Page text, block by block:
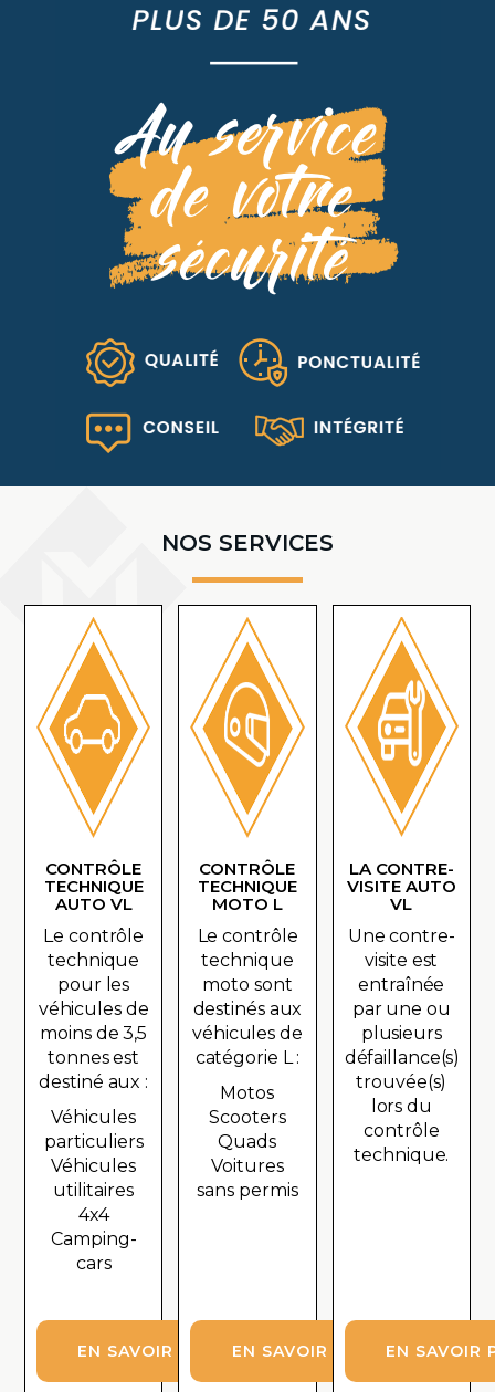
NOS SERVICES
CONTRÔLE
TECHNIQUE
AUTO VL
Le contrôle
technique
pour les
véhicules de
moins de 3,5
tonnes est
destiné aux :
Véhicules
particuliers
Véhicules
utilitaires
4x4
Camping-
cars
EN SAVOIR PLUS
CONTRÔLE
TECHNIQUE
MOTO L
Le contrôle
technique
moto sont
destinés aux
véhicules de
catégorie L :
Motos
Scooters
Quads
Voitures
sans permis
EN SAVOIR PLUS
LA CONTRE-
VISITE AUTO
VL
Une contre-
visite est
entraînée
par une ou
plusieurs
défaillance(s)
trouvée(s)
lors du
contrôle
technique.
EN SAVOIR